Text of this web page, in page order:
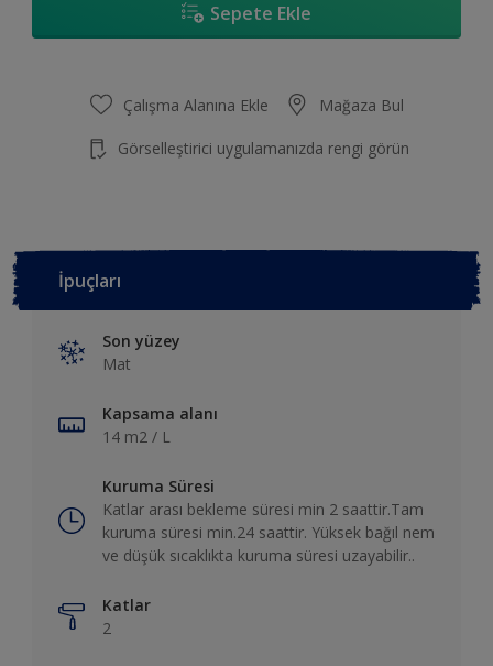
Sepete Ekle
Çalışma Alanına Ekle Mağaza Bul
Görselleştirici uygulamanızda rengi görün
İpuçları
Son yüzey
Mat
Kapsama alanı
14 m2 / L
Kuruma Süresi
Katlar arası bekleme süresi min 2 saattir.Tam
kuruma süresi min.24 saattir. Yüksek bağıl nem
ve düşük sıcaklıkta kuruma süresi uzayabilir..
Katlar
2